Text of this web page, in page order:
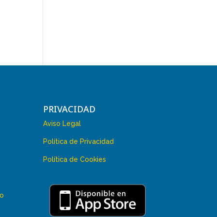
PRIVACIDAD
Aviso Legal
Política de Privacidad
Política de Cookies